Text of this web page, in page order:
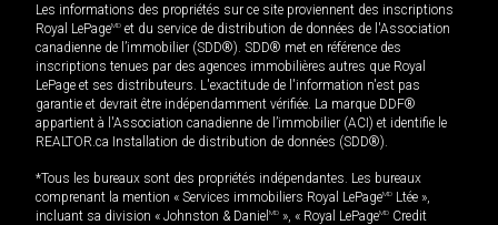
Les informations des propriétés sur ce site proviennent des inscriptions
Royal LePageMD et du service de distribution de données de l'Association
canadienne de l’immobilier (SDD®). SDD® met en référence des
inscriptions tenues par des agences immobilières autres que Royal
LePage et ses distributeurs. L'exactitude de l'information n'est pas
garantie et devrait être indépendamment vérifiée. La marque DDF®
appartient à l'Association canadienne de l’immobilier (ACI) et identifie le
REALTOR.ca Installation de distribution de données (SDD®).
*Tous les bureaux sont des propriétés indépendantes. Les bureaux
comprenant la mention « Services immobiliers Royal LePageMD Ltée »,
incluant sa division « Johnston & Daniel MD », « Royal LePageMD Credit